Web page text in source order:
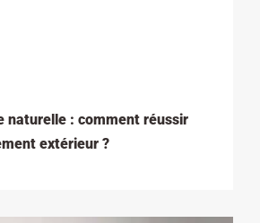
naturelle : comment réussir
extérieur ?